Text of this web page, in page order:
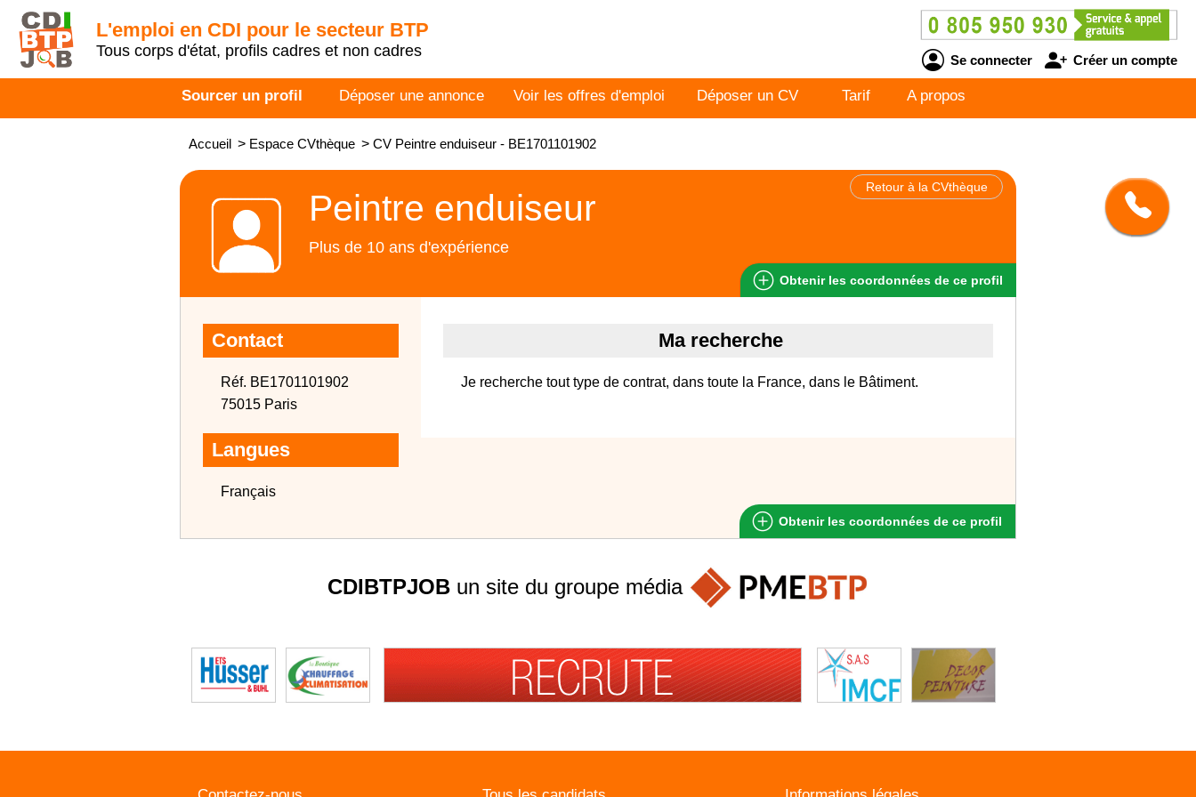
L'emploi en CDI pour le secteur BTP
Tous corps d'état, profils cadres et non cadres
Se connecter Créer un compte
Sourcer un profil Déposer une annonce Voir les offres d'emploi Déposer un CV Tarif A propos
Accueil > Espace CVthèque > CV Peintre enduiseur - BE1701101902
Retour à la CVthèque
Peintre enduiseur
Plus de 10 ans d'expérience
Obtenir les coordonnées de ce profil
Contact
Réf. BE1701101902
75015 Paris
Langues
Français
Ma recherche
Je recherche tout type de contrat, dans toute la France, dans le Bâtiment.
Obtenir les coordonnées de ce profil
CDIBTPJOBun site du groupe média